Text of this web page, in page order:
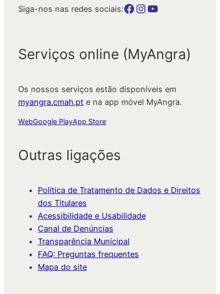
Siga-nos nas redes sociais:Botão para a página da autarquia no Facebook Botão para a página da autarquia no Instagram Botão para a página da autarquia no Youtube
Serviços online (MyAngra)
Os nossos serviços estão disponíveis em
myangra.cmah.pte na app móvel MyAngra.
WebGoogle PlayApp Store
Outras ligações
Política de Tratamento de Dados e Direitos
dos Titulares
Acessibilidade e Usabilidade
Canal de Denúncias
Transparência Municipal
FAQ: Preguntas frequentes
Mapa do site